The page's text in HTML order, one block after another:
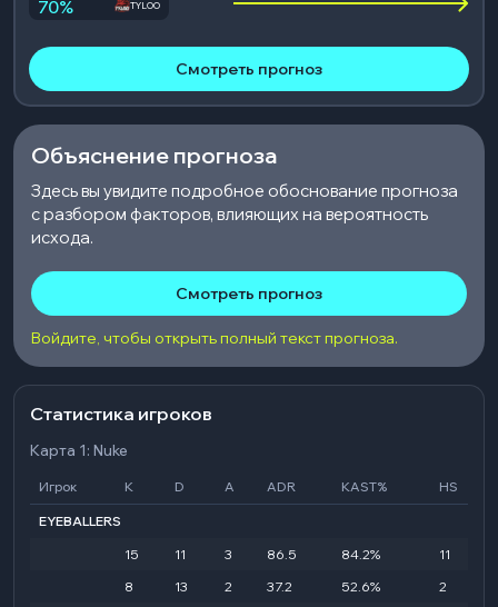
70% TYLOO
Смотреть прогноз
Объяснение прогноза
Здесь вы увидите подробное обоснование прогноза
с разбором факторов, влияющих на вероятность
исхода.
Смотреть прогноз
Войдите, чтобы открыть полный текст прогноза.
Статистика игроков
Карта 1: Nuke
Игрок K D A ADR KAST% HS
EYEBALLERS
15
11 3 86.5 84.2% 11
8
13 2 37.2 52.6% 2